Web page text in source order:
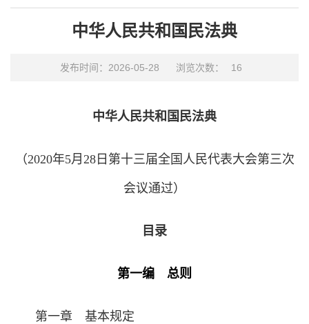
中华人民共和国民法典
发布时间：2026-05-28 浏览次数： 16
中华人民共和国民法典
（2020年5月28日第十三届全国人民代表大会第三次
会议通过）
目录
第一编 总则
第一章 基本规定